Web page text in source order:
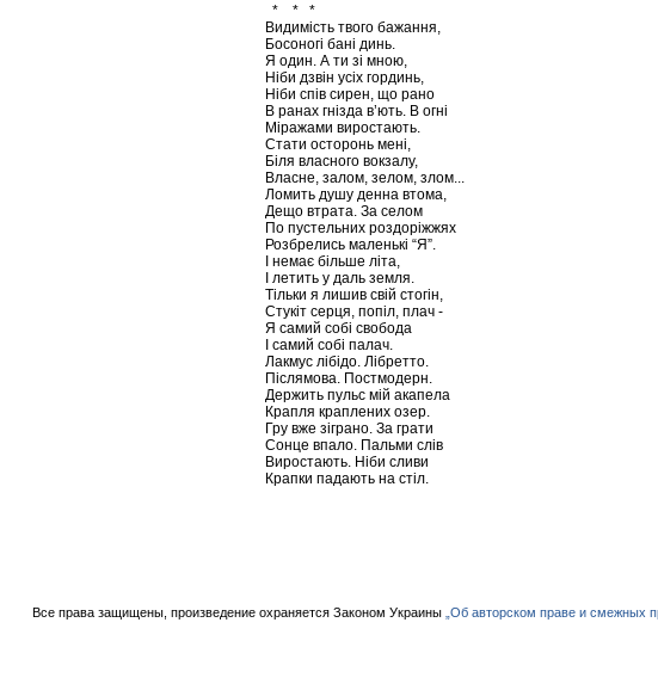
* * *
Видимість твого бажання,
Босоногі бані динь.
Я один. А ти зі мною,
Ніби дзвін усіх гординь,
Ніби спів сирен, що рано
В ранах гнізда в’ють. В огні
Міражами виростають.
Стати осторонь мені,
Біля власного вокзалу,
Власне, залом, зелом, злом...
Ломить душу денна втома,
Дещо втрата. За селом
По пустельних роздоріжжях
Розбрелись маленькі “Я”.
І немає більше літа,
І летить у даль земля.
Тільки я лишив свій стогін,
Стукіт серця, попіл, плач -
Я самий собі свобода
І самий собі палач.
Лакмус лібідо. Лібретто.
Післямова. Постмодерн.
Держить пульс мій акапела
Крапля краплених озер.
Гру вже зіграно. За грати
Сонце впало. Пальми слів
Виростають. Ніби сливи
Крапки падають на стіл.
Все права защищены, произведение охраняется Законом Украины „Об авторском праве и смежных